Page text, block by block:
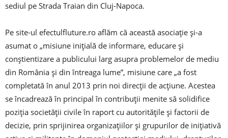
sediul pe Strada Traian din Cluj-Napoca.
Pe site-ul efectulfluture.ro aflăm că această asociație și-a
asumat o „misiune inițială de informare, educare și
conștientizare a publicului larg asupra problemelor de mediu
din România și din întreaga lume”, misiune care „a fost
completată în anul 2013 prin noi direcții de acțiune. Acestea
se încadrează în principal în contribuții menite să solidifice
poziția societății civile în raport cu autoritățile și factorii de
decizie, prin sprijinirea organizațiilor și grupurilor de inițiativă